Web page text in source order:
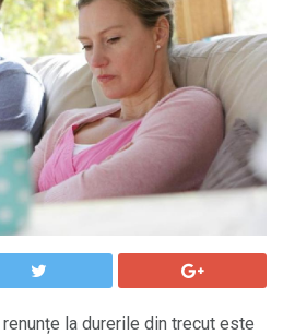
la durerile din trecut este